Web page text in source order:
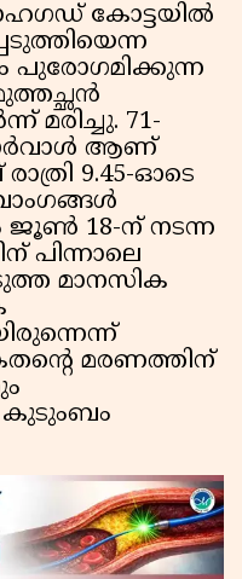
കോട്ടയിൽ
പുരോഗമിക്കുന്ന
71-
ആണ്
9.45-ഓടെ
18-ന് നടന്ന
പിന്നാലെ
മാനസിക
മരണത്തിന്
കുടുംബം